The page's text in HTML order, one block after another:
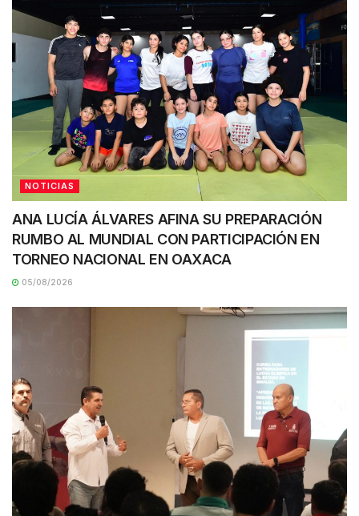
NOTICIAS
ANA LUCÍA ÁLVARES AFINA SU PREPARACIÓN
RUMBO AL MUNDIAL CON PARTICIPACIÓN EN
TORNEO NACIONAL EN OAXACA
05/08/2026